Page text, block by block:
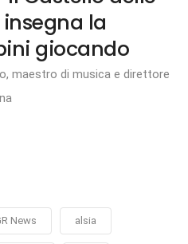
la
giocando
maestro di musica e direttore
News alsia